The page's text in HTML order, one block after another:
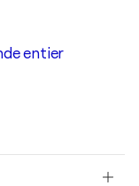
entier